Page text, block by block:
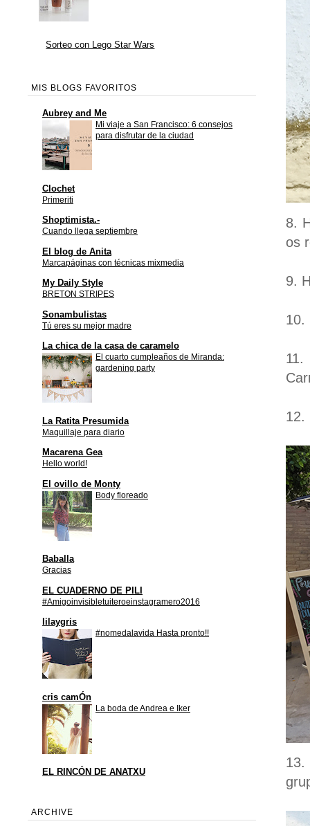
8.
os
9.
10.
12.
13.
Sorteo con Lego Star Wars
MIS BLOGS FAVORITOS
Aubrey and Me
Mi viaje a San Francisco: 6 consejos
para disfrutar de la ciudad
Clochet
Primeriti
Shoptimista.-
Cuando llega septiembre
El blog de Anita
Marcapáginas con técnicas mixmedia
My Daily Style
BRETON STRIPES
Sonambulistas
Tú eres su mejor madre
La chica de la casa de caramelo
El cuarto cumpleaños de Miranda:
gardening party
La Ratita Presumida
Maquillaje para diario
Macarena Gea
Hello world!
El ovillo de Monty
Body floreado
Baballa
Gracias
EL CUADERNO DE PILI
#Amigoinvisibletuiteroeinstagramero2016
lilaygris
#nomedalavida Hasta pronto!!
cris camÓn
La boda de Andrea e Iker
EL RINCÓN DE ANATXU
ARCHIVE